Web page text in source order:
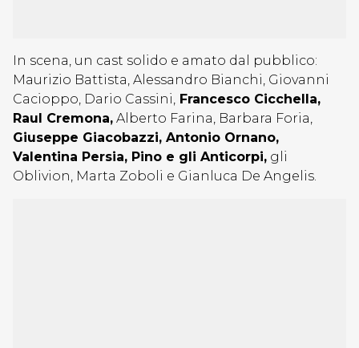
In scena, un cast solido e amato dal pubblico:
Maurizio Battista, Alessandro Bianchi, Giovanni
Cacioppo, Dario Cassini, Francesco Cicchella,
Raul Cremona, Alberto Farina, Barbara Foria,
Giuseppe Giacobazzi, Antonio Ornano,
Valentina Persia, Pino e gli Anticorpi, gli
Oblivion, Marta Zoboli e Gianluca De Angelis.